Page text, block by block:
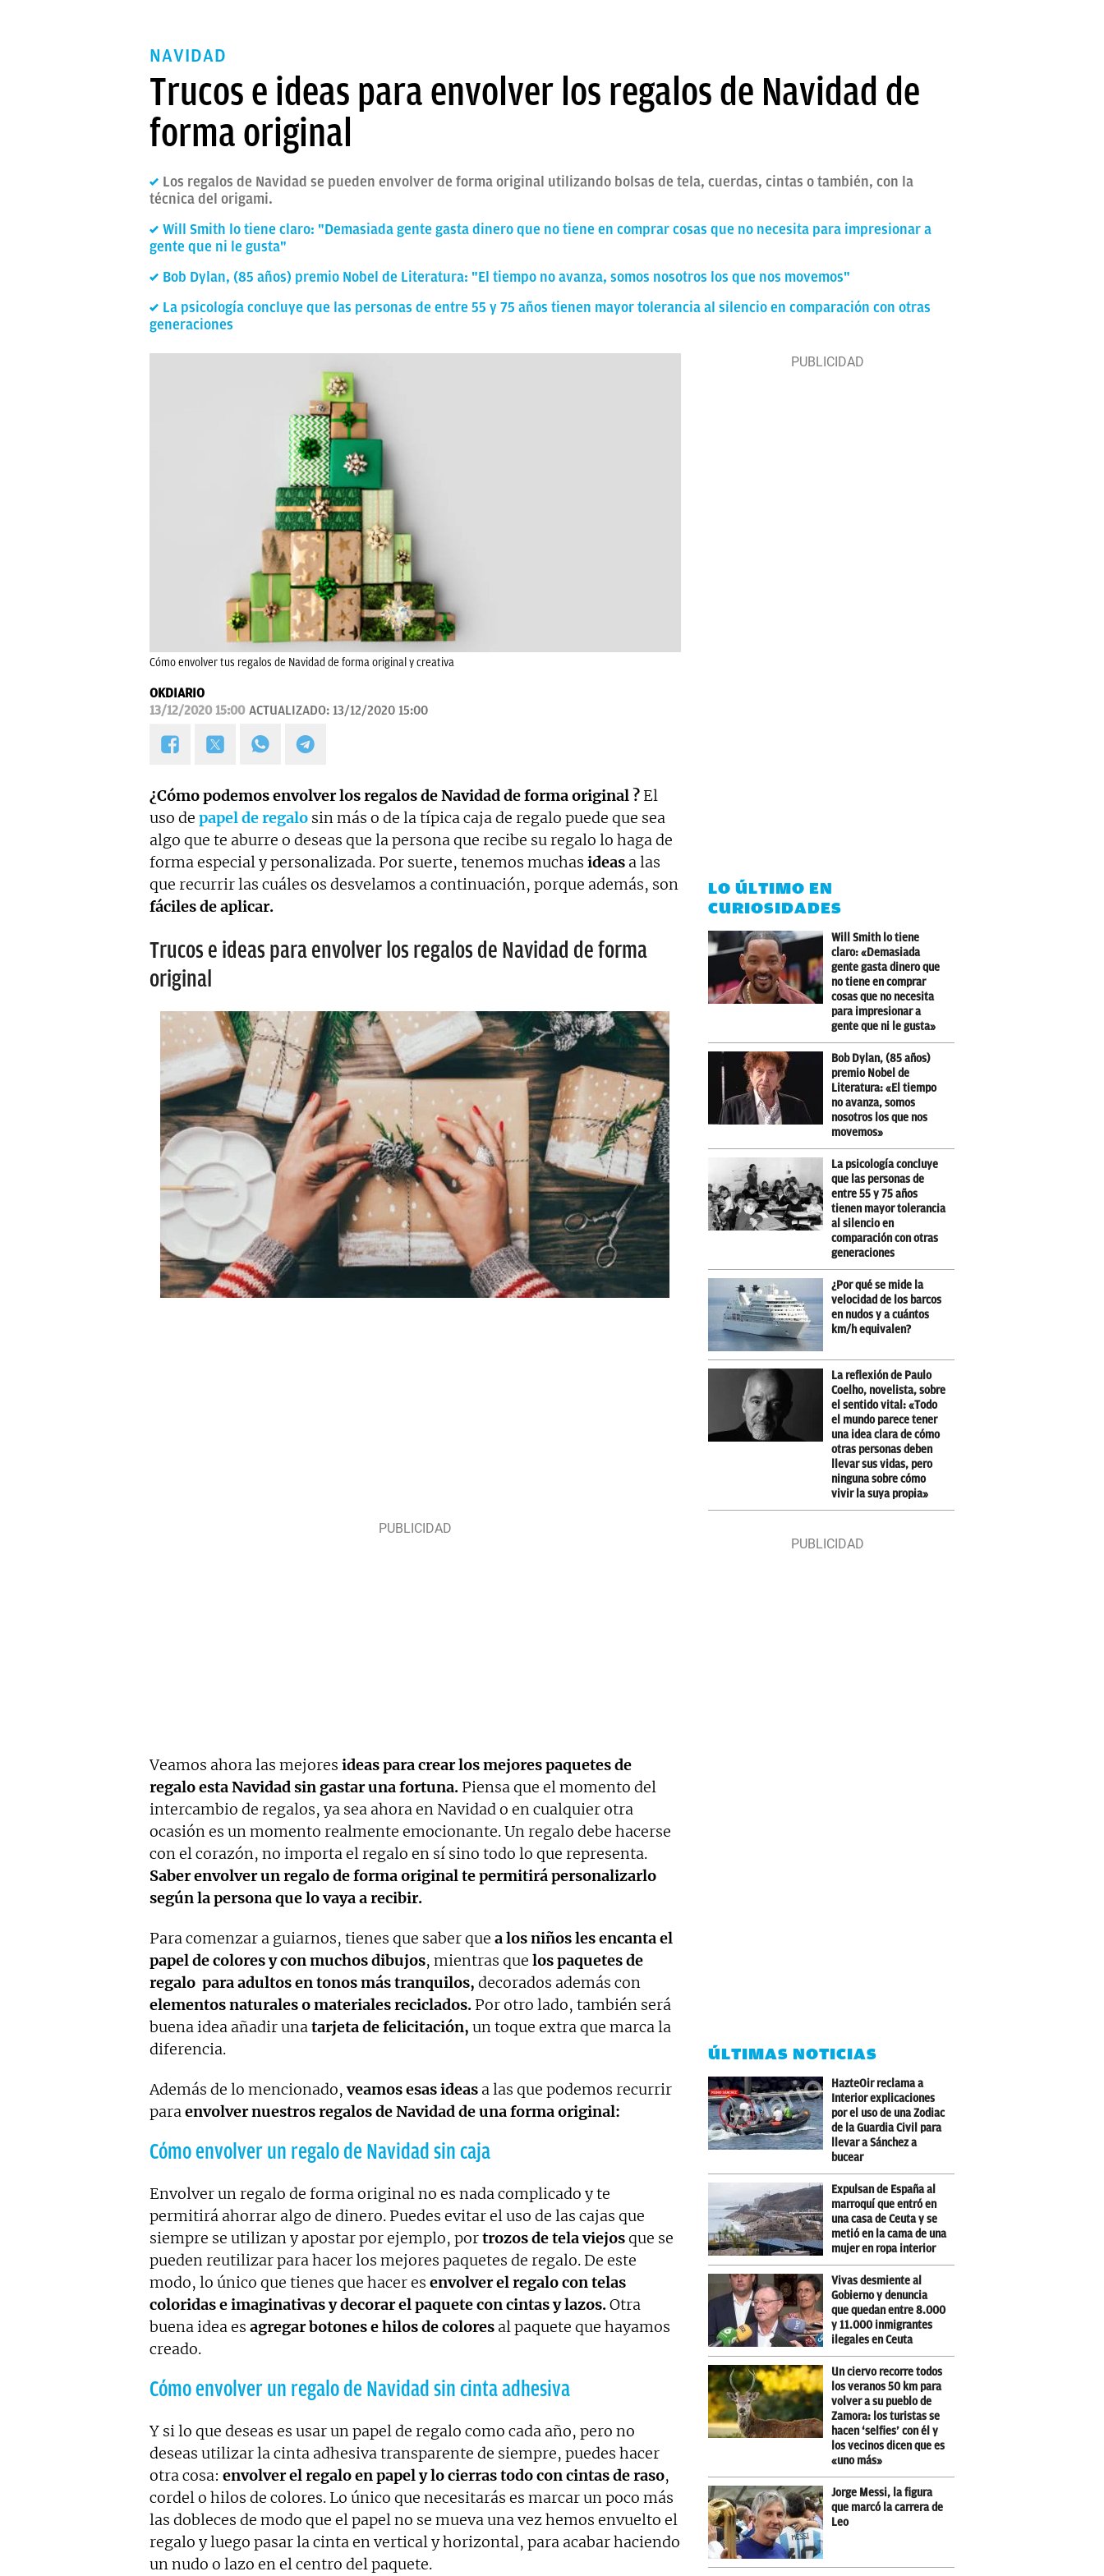
NAVIDAD
Trucos e ideas para envolver los regalos de Navidad de
forma original
Los regalos de Navidad se pueden envolver de forma original utilizando bolsas de tela, cuerdas, cintas o también, con la
técnica del origami.
Will Smith lo tiene claro: "Demasiada gente gasta dinero que no tiene en comprar cosas que no necesita para impresionar a
gente que ni le gusta"
Bob Dylan, (85 años) premio Nobel de Literatura: "El tiempo no avanza, somos nosotros los que nos movemos"
La psicología concluye que las personas de entre 55 y 75 años tienen mayor tolerancia al silencio en comparación con otras
generaciones
Cómo envolver tus regalos de Navidad de forma original y creativa
OKDIARIO
13/12/2020 15:00 ACTUALIZADO: 13/12/2020 15:00
¿Cómo podemos envolver los regalos de Navidad de forma original ? El
uso de papel de regalo sin más o de la típica caja de regalo puede que sea
algo que te aburre o deseas que la persona que recibe su regalo lo haga de
forma especial y personalizada. Por suerte, tenemos muchas ideas a las
que recurrir las cuáles os desvelamos a continuación, porque además, son
fáciles de aplicar.
Trucos e ideas para envolver los regalos de Navidad de forma
original
Veamos ahora las mejores ideas para crear los mejores paquetes de
regalo esta Navidad sin gastar una fortuna. Piensa que el momento del
intercambio de regalos, ya sea ahora en Navidad o en cualquier otra
ocasión es un momento realmente emocionante. Un regalo debe hacerse
con el corazón, no importa el regalo en sí sino todo lo que representa.
Saber envolver un regalo de forma original te permitirá personalizarlo
según la persona que lo vaya a recibir.
Para comenzar a guiarnos, tienes que saber que a los niños les encanta el
papel de colores y con muchos dibujos, mientras que los paquetes de
regalo para adultos en tonos más tranquilos, decorados además con
elementos naturales o materiales reciclados. Por otro lado, también será
buena idea añadir unatarjeta de felicitación, un toque extra que marca la
diferencia.
Además de lo mencionado,veamos esas ideas a las que podemos recurrir
paraenvolver nuestros regalos de Navidad de una forma original:
Cómo envolver un regalo de Navidad sin caja
Envolver un regalo de forma original no es nada complicado y te
permitirá ahorrar algo de dinero. Puedes evitar el uso de las cajas que
siempre se utilizan y apostar por ejemplo, portrozos de tela viejosque se
pueden reutilizar para hacer los mejores paquetes de regalo. De este
modo, lo único que tienes que hacer es envolver el regalo con telas
coloridas e imaginativas y decorar el paquete con cintas y lazos.Otra
buena idea es agregar botones e hilos de colores al paquete que hayamos
creado.
Cómo envolver un regalo de Navidad sin cinta adhesiva
Y si lo que deseas es usar un papel de regalo como cada año, pero no
deseas utilizar la cinta adhesiva transparente de siempre, puedes hacer
otra cosa: envolver el regalo en papel y lo cierras todo con cintas de raso,
cordel o hilos de colores. Lo único que necesitarás es marcar un poco más
las dobleces de modo que el papel no se mueva una vez hemos envuelto el
regalo y luego pasar la cinta en vertical y horizontal, para acabar haciendo
un nudo o lazo en el centro del paquete.
LO ÚLTIMO EN
CURIOSIDADES
Will Smith lo tiene
claro: «Demasiada
gente gasta dinero que
no tiene en comprar
cosas que no necesita
para impresionar a
gente que ni le gusta»
Bob Dylan, (85 años)
premio Nobel de
Literatura: «El tiempo
no avanza, somos
nosotros los que nos
movemos»
La psicología concluye
que las personas de
entre 55 y 75 años
tienen mayor tolerancia
al silencio en
comparación con otras
generaciones
¿Por qué se mide la
velocidad de los barcos
en nudos y a cuántos
km/h equivalen?
La reflexión de Paulo
Coelho, novelista, sobre
el sentido vital: «Todo
el mundo parece tener
una idea clara de cómo
otras personas deben
llevar sus vidas, pero
ninguna sobre cómo
vivir la suya propia»
ÚLTIMAS NOTICIAS
HazteOir reclama a
Interior explicaciones
por el uso de una Zodiac
de la Guardia Civil para
llevar a Sánchez a
bucear
Expulsan de España al
marroquí que entró en
una casa de Ceuta y se
metió en la cama de una
mujer en ropa interior
Vivas desmiente al
Gobierno y denuncia
que quedan entre 8.000
y 11.000 inmigrantes
ilegales en Ceuta
Un ciervo recorre todos
los veranos 50 km para
volver a su pueblo de
Zamora: los turistas se
hacen ‘selfies’ con él y
los vecinos dicen que es
«uno más»
Jorge Messi, la figura
que marcó la carrera de
Leo